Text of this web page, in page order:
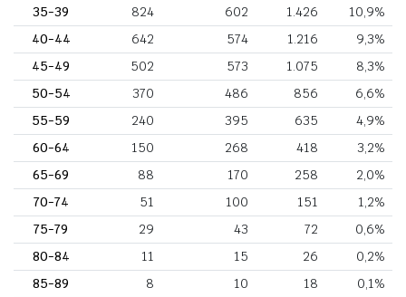
35-39
824 602 1.426
10,9%
40-44
642 574 1.216
9,3%
45-49
502 573 1.075
8,3%
50-54
370 486 856
6,6%
55-59
240 395 635
4,9%
60-64
150 268 418
3,2%
65-69
88 170 258
2,0%
70-74
51 100 151
1,2%
75-79
29 43 72
0,6%
80-84
11 15 26
0,2%
85-89
8 10 18
0,1%